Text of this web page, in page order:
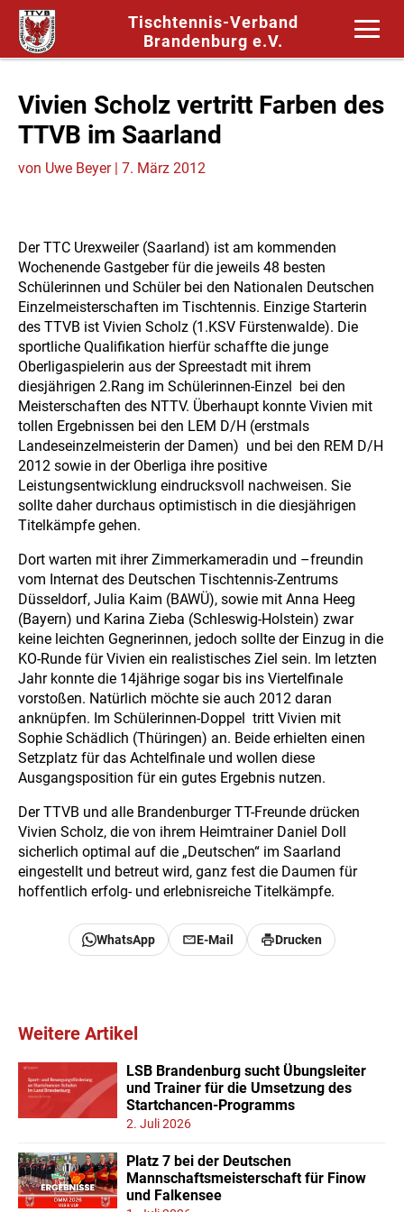
Tischtennis-Verband
Brandenburg e.V.
Vivien Scholz vertritt Farben des
TTVB im Saarland
von Uwe Beyer| 7. März 2012
Der TTC Urexweiler (Saarland) ist am kommenden
Wochenende Gastgeber für die jeweils 48 besten
Schülerinnen und Schüler bei den Nationalen Deutschen
Einzelmeisterschaften im Tischtennis. Einzige Starterin
des TTVB ist Vivien Scholz (1.KSV Fürstenwalde). Die
sportliche Qualifikation hierfür schaffte die junge
Oberligaspielerin aus der Spreestadt mit ihrem
diesjährigen 2.Rang im Schülerinnen-Einzel bei den
Meisterschaften des NTTV. Überhaupt konnte Vivien mit
tollen Ergebnissen bei den LEM D/H (erstmals
Landeseinzelmeisterin der Damen) und bei den REM D/H
2012 sowie in der Oberliga ihre positive
Leistungsentwicklung eindrucksvoll nachweisen. Sie
sollte daher durchaus optimistisch in die diesjährigen
Titelkämpfe gehen.
Dort warten mit ihrer Zimmerkameradin und –freundin
vom Internat des Deutschen Tischtennis-Zentrums
Düsseldorf, Julia Kaim (BAWÜ), sowie mit Anna Heeg
(Bayern) und Karina Zieba (Schleswig-Holstein) zwar
keine leichten Gegnerinnen, jedoch sollte der Einzug in die
KO-Runde für Vivien ein realistisches Ziel sein. Im letzten
Jahr konnte die 14jährige sogar bis ins Viertelfinale
vorstoßen. Natürlich möchte sie auch 2012 daran
anknüpfen. Im Schülerinnen-Doppel tritt Vivien mit
Sophie Schädlich (Thüringen) an. Beide erhielten einen
Setzplatz für das Achtelfinale und wollen diese
Ausgangsposition für ein gutes Ergebnis nutzen.
Der TTVB und alle Brandenburger TT-Freunde drücken
Vivien Scholz, die von ihrem Heimtrainer Daniel Doll
sicherlich optimal auf die „Deutschen“ im Saarland
eingestellt und betreut wird, ganz fest die Daumen für
hoffentlich erfolg- und erlebnisreiche Titelkämpfe.
WhatsApp E-Mail Drucken
Weitere Artikel
LSB Brandenburg sucht Übungsleiter
und Trainer für die Umsetzung des
Startchancen-Programms
2. Juli 2026
Platz 7 bei der Deutschen
Mannschaftsmeisterschaft für Finow
und Falkensee